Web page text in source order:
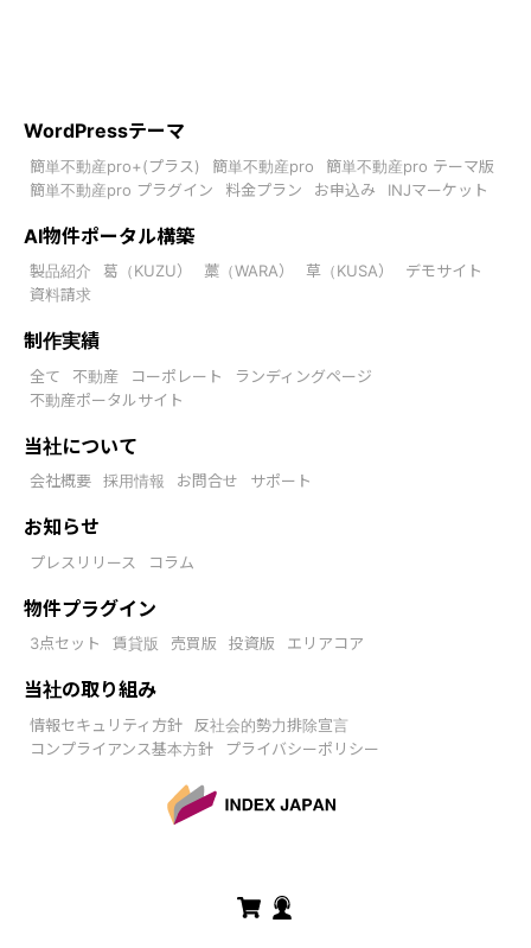
WordPressテーマ
簡単不動産pro+(プラス) 簡単不動産pro
簡単不動産pro テーマ版
簡単不動産pro プラグイン
料金プラン お申込み INJマーケット
AI物件ポータル構築
製品紹介 葛（KUZU） 藁（WARA） 草（KUSA）
デモサイト
資料請求
制作実績
全て 不動産 コーポレート
ランディングページ
不動産ポータルサイト
当社について
会社概要 採用情報 お問合せ サポート
お知らせ
プレスリリース コラム
物件プラグイン
3点セット 賃貸版 売買版 投資版 エリアコア
当社の取り組み
情報セキュリティ方針
反社会的勢力排除宣言
コンプライアンス基本方針
プライバシーポリシー